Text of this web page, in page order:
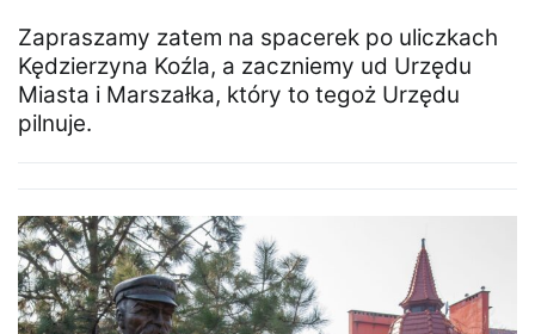
Zapraszamy zatem na spacerek po uliczkach
Kędzierzyna Koźla, a zaczniemy ud Urzędu
Miasta i Marszałka, który to tegoż Urzędu
pilnuje.